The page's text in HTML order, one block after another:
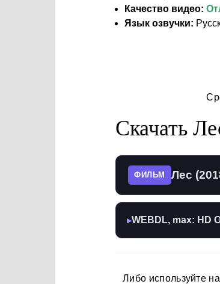
Качество видео:
Язык озвучки:
Скачать
ФИЛЬМ Лес
▶WEBDL, max: HD
Либо используйте